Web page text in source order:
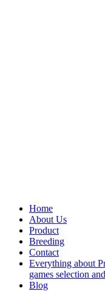
Home
About Us
Product
Breeding
Contact
Everything about
games selection
Blog